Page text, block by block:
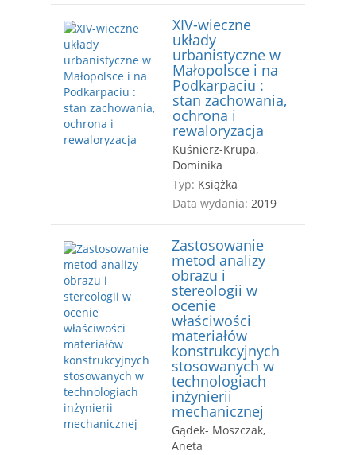
XIV-wieczne
układy
urbanistyczne w
Małopolsce i na
Podkarpaciu :
stan zachowania,
ochrona i
rewaloryzacja
Kuśnierz-Krupa,
Dominika
Typ: Książka
Data wydania: 2019
Zastosowanie
metod analizy
obrazu i
stereologii w
ocenie
właściwości
materiałów
konstrukcyjnych
stosowanych w
technologiach
inżynierii
mechanicznej
Gądek- Moszczak,
Aneta